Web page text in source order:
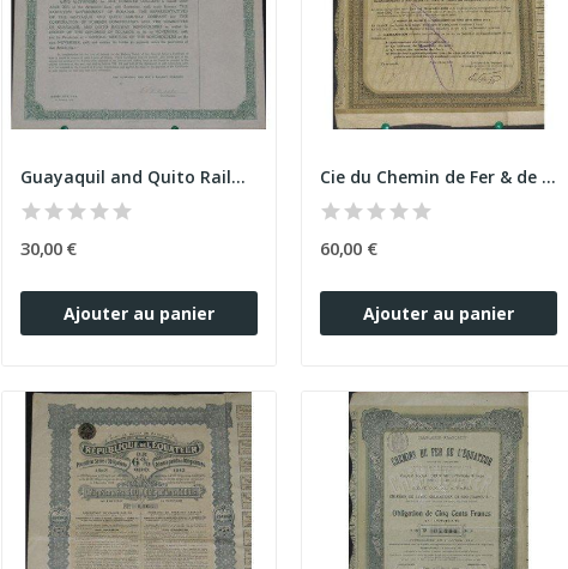
Guayaquil and Quito Railway Company
30,00 €
Ajouter au panier
Cie du Chemin de Fer & de travaux Publics de...
60,00 €
Ajouter au panier